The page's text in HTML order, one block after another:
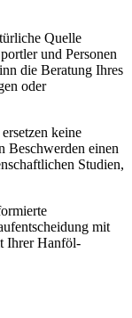
Quelle
und Personen
die Beratung Ihres
oder
keine
Beschwerden einen
Studien,
mit
Ihrer Hanföl-